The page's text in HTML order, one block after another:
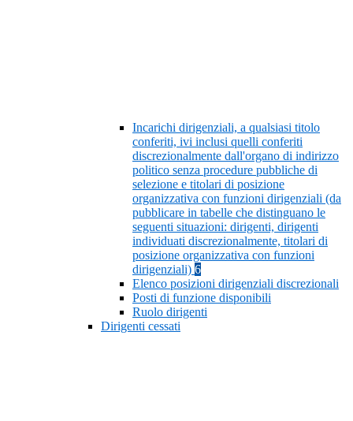
Incarichi dirigenziali, a qualsiasi titolo
conferiti, ivi inclusi quelli conferiti
discrezionalmente dall'organo di indirizzo
politico senza procedure pubbliche di
selezione e titolari di posizione
organizzativa con funzioni dirigenziali (da
pubblicare in tabelle che distinguano le
seguenti situazioni: dirigenti, dirigenti
individuati discrezionalmente, titolari di
posizione organizzativa con funzioni
dirigenziali) 6
Elenco posizioni dirigenziali discrezionali
Posti di funzione disponibili
Ruolo dirigenti
Dirigenti cessati